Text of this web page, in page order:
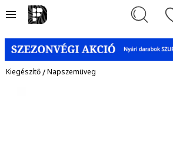
Kiegészítő/Napszemüveg